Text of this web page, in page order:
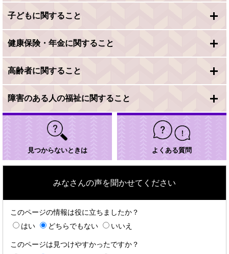
子どもに関すること
健康保険・年金に関すること
高齢者に関すること
障害のある人の福祉に関すること
見つからないときは よくある質問
みなさんの声を聞かせてください
このページの情報は役に立ちましたか？
はい
どちらでもない いいえ
このページは見つけやすかったですか？